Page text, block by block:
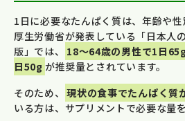
1日に必要なたんぱく質は、年齢や性
厚生労働省が発表している「日本人
版」では、
18〜64歳の男性で1日
日50g が推奨量とされています。
そのため、
現状の食事でたんぱく質
いる方は、サプリメントで必要な量